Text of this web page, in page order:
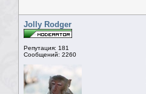
Jolly Rodger
Репутация: 181
Сообщений: 2260